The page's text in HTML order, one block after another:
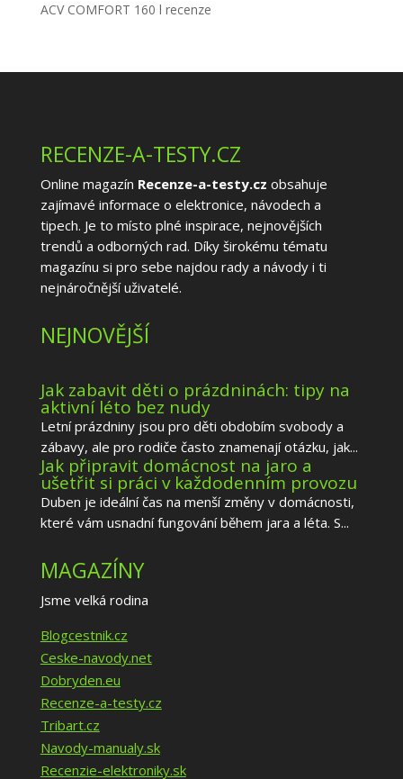
ACV COMFORT 160 l recenze
RECENZE-A-TESTY.CZ
Online magazín Recenze-a-testy.cz obsahuje
zajímavé informace o elektronice, návodech a
tipech. Je to místo plné inspirace, nejnovějších
trendů a odborných rad. Díky širokému tématu
magazínu si pro sebe najdou rady a návody i ti
nejnáročnější uživatelé.
NEJNOVĚJŠÍ
Jak zabavit děti o prázdninách: tipy na
aktivní léto bez nudy
Letní prázdniny jsou pro děti obdobím svobody a
zábavy, ale pro rodiče často znamenají otázku, jak...
Jak připravit domácnost na jaro a
ušetřit si práci v každodenním provozu
Duben je ideální čas na menší změny v domácnosti,
které vám usnadní fungování během jara a léta. S...
MAGAZÍNY
Jsme velká rodina
Blogcestnik.cz
Ceske-navody.net
Dobryden.eu
Recenze-a-testy.cz
Tribart.cz
Navody-manualy.sk
Recenzie-elektroniky.sk